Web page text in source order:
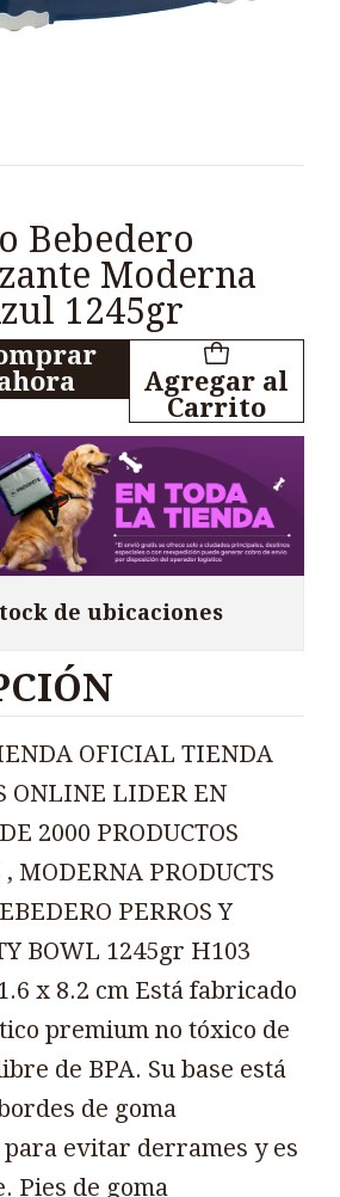
Bebedero
Moderna
1245gr
Agregar al
Carrito
de ubicaciones
OFICIAL TIENDA
ONLINE LIDER EN
2000 PRODUCTOS
MODERNA PRODUCTS
PERROS Y
BOWL 1245gr H103
x 8.2 cm Está fabricado
premium no tóxico de
de BPA. Su base está
de goma
evitar derrames y es
Pies de goma